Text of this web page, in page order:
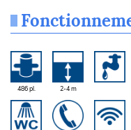
486 pl. 2-4 m